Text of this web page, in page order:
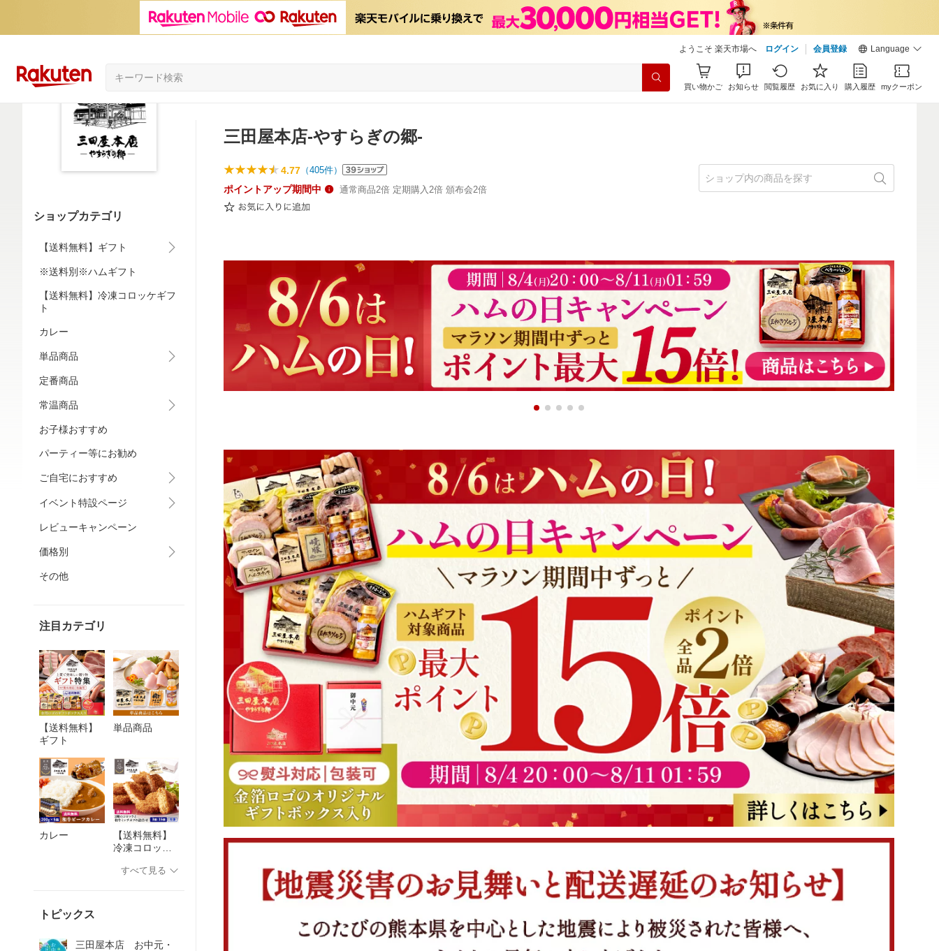
ようこそ 楽天市場へ ログイン 会員登録 Language
買い物かご お知らせ 閲覧履歴 お気に入り 購入履歴 myクーポン
ショップカテゴリ
【送料無料】ギフト
※送料別※ハムギフト
【送料無料】冷凍コロッケギフ
ト
カレー
単品商品
定番商品
常温商品
お子様おすすめ
パーティー等にお勧め
ご自宅におすすめ
イベント特設ページ
レビューキャンペーン
価格別
その他
注目カテゴリ
【送料無料】
ギフト
単品商品
カレー
【送料無料】
冷凍コロッケ
すべて見る
トピックス
三田屋本店 お中元・
三田屋本店-やすらぎの郷-
4.77 （405件）
ポイントアップ期間中 通常商品2倍 定期購入2倍 頒布会2倍